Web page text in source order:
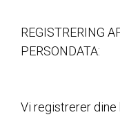
REGISTRERING
PERSONDATA:
Vi registrerer dine